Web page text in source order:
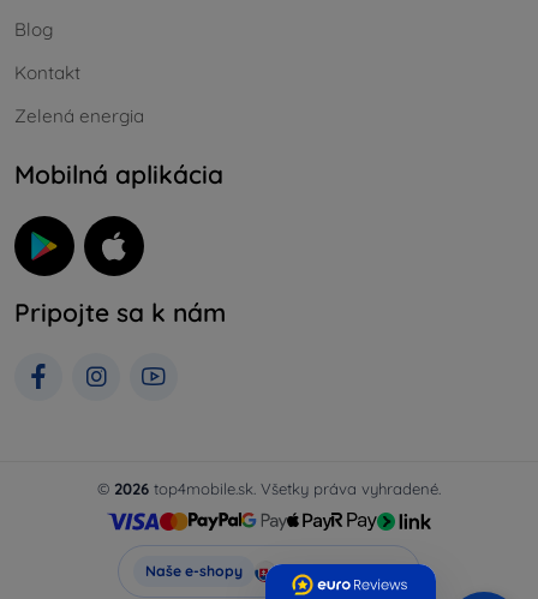
Blog
Kontakt
Zelená energia
Mobilná aplikácia
Pripojte sa k nám
© 2026 top4mobile.sk. Všetky práva vyhradené.
Naše e-shopy Top4Mobile.sk